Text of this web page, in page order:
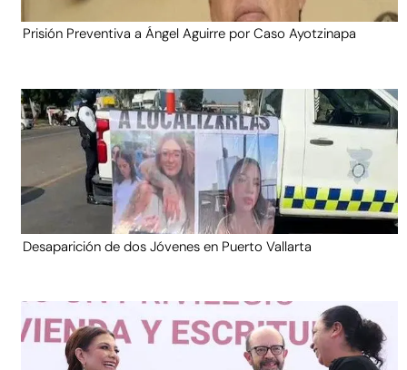
Prisión Preventiva a Ángel Aguirre por Caso Ayotzinapa
Desaparición de dos Jóvenes en Puerto Vallarta